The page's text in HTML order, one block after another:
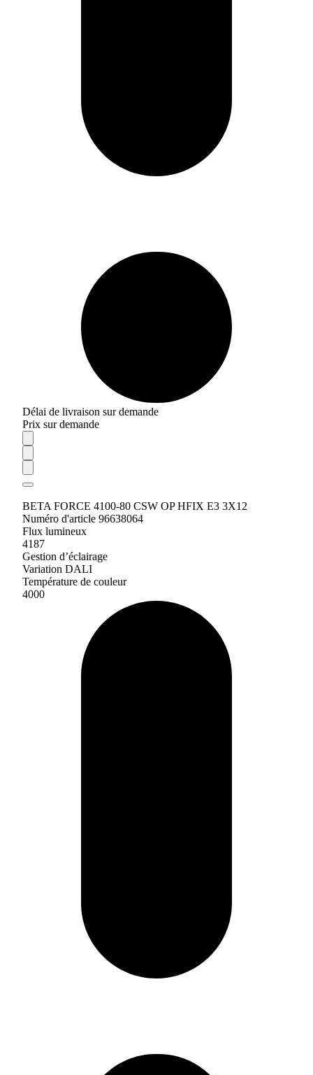
Délai de livraison sur demande
Prix sur demande
BETA FORCE 4100-80 CSW OP HFIX E3 3X12
Numéro d'article 96638064
Flux lumineux
4187
Gestion d’éclairage
Variation DALI
Température de couleur
4000